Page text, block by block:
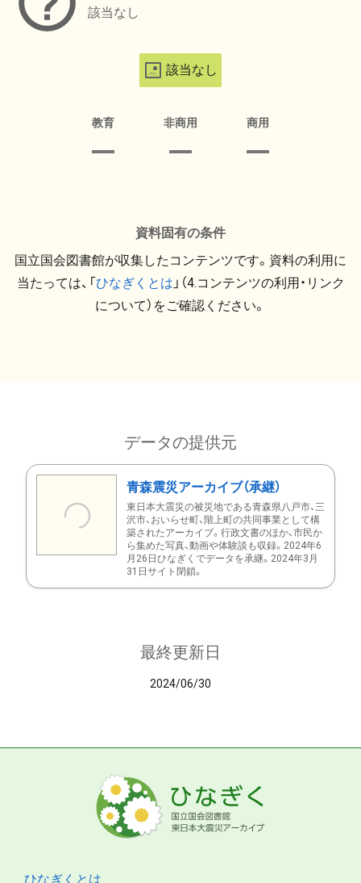
該当なし
該当なし
教育 非商用 商用
資料固有の条件
国立国会図書館が収集したコンテンツです。資料の利用に
当たっては、「ひなぎくとは 」（4.コンテンツの利用・リンク
について）をご確認ください。
データの提供元
青森震災アーカイブ（承継）
東日本大震災の被災地である青森県八戸市、三
沢市、おいらせ町、階上町の共同事業として構
築されたアーカイブ。行政文書のほか、市民か
ら集めた写真、動画や体験談も収録。2024年6
月26日ひなぎくでデータを承継。2024年3月
31日サイト閉鎖。
最終更新日
2024/06/30
ひなぎくとは